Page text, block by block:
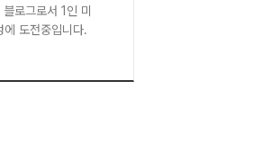
로그로서 1인 미
에 도전중입니다.